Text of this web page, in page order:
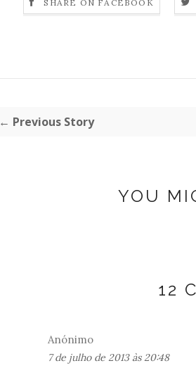
SHARE ON FACEBOOK
← Previous Story
YOU
12
Anónimo
7 de julho de 2013 às 20:48